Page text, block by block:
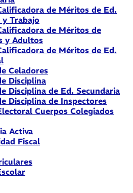
de Méritos de Ed.
y Trabajo
de Méritos de
y Adultos
de Méritos de Ed.
Celadores
Disciplina
Disciplina de Ed. Secundaria
Disciplina de Inspectores
Cuerpos Colegiados
Activa
Fiscal